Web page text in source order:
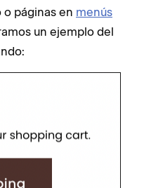
o páginas en menús
un ejemplo del